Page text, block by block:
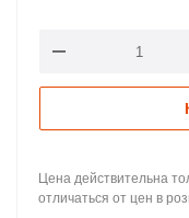
Цена действительна
отличаться от цен в